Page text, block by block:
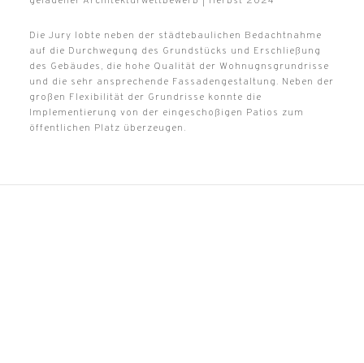
Die Jury lobte neben der städtebaulichen Bedachtnahme
auf die Durchwegung des Grundstücks und Erschließung
des Gebäudes, die hohe Qualität der Wohnugnsgrundrisse
und die sehr ansprechende Fassadengestaltung. Neben der
großen Flexibilität der Grundrisse konnte die
Implementierung von der eingeschoßigen Patios zum
öffentlichen Platz überzeugen.